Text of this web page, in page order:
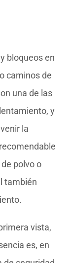
bloqueos en
caminos de
una de las
y
la
polvo o
también
vista,
es, en